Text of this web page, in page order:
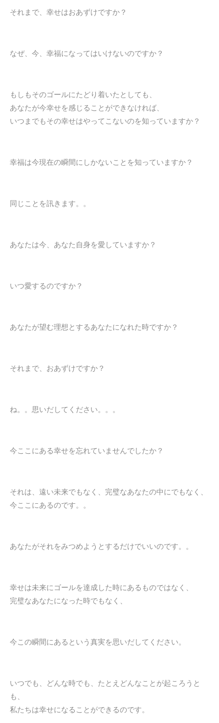
それまで、幸せはおあずけですか？
なぜ、今、幸福になってはいけないのですか？
もしもそのゴールにたどり着いたとしても、
あなたが今幸せを感じることができなければ、
いつまでもその幸せはやってこないのを知っていますか？
幸福は今現在の瞬間にしかないことを知っていますか？
同じことを訊きます。。
あなたは今、あなた自身を愛していますか？
いつ愛するのですか？
あなたが望む理想とするあなたになれた時ですか？
それまで、おあずけですか？
ね。。思いだしてください。。。
今ここにある幸せを忘れていませんでしたか？
それは、遠い未来でもなく、完璧なあなたの中にでもなく、
今ここにあるのです。。
あなたがそれをみつめようとするだけでいいのです。。
幸せは未来にゴールを達成した時にあるものではなく、
完璧なあなたになった時でもなく、
今この瞬間にあるという真実を思いだしてください。
いつでも、どんな時でも、たとえどんなことが起ころうと
も、
私たちは幸せになることができるのです。